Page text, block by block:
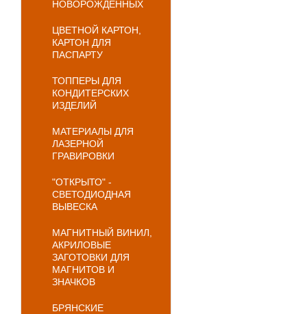
НОВОРОЖДЕННЫХ
ЦВЕТНОЙ КАРТОН,
КАРТОН ДЛЯ
ПАСПАРТУ
ТОППЕРЫ ДЛЯ
КОНДИТЕРСКИХ
ИЗДЕЛИЙ
МАТЕРИАЛЫ ДЛЯ
ЛАЗЕРНОЙ
ГРАВИРОВКИ
"ОТКРЫТО" -
СВЕТОДИОДНАЯ
ВЫВЕСКА
МАГНИТНЫЙ ВИНИЛ,
АКРИЛОВЫЕ
ЗАГОТОВКИ ДЛЯ
МАГНИТОВ И
ЗНАЧКОВ
БРЯНСКИЕ